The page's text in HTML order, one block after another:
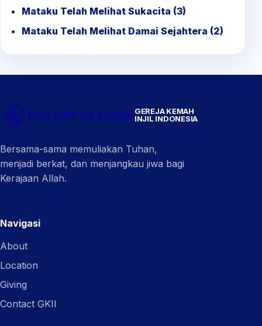
Mataku Telah Melihat Sukacita (3)
Mataku Telah Melihat Damai Sejahtera (2)
GEREJA KEMAH
INJIL INDONESIA
Bersama-sama memuliakan Tuhan,
menjadi berkat, dan menjangkau jiwa bagi
Kerajaan Allah.
Navigasi
About
Location
Giving
Contact GKII